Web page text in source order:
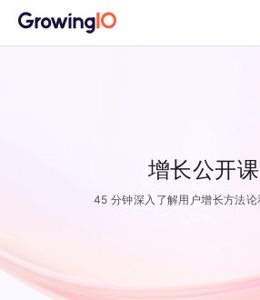
增长公开课
45 分钟深入了解用户增长方法论